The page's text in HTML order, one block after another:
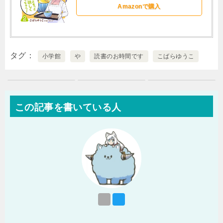
Amazonで購入
タグ 小学館 や 読書のお時間です こばらゆうこ
この記事を書いている人